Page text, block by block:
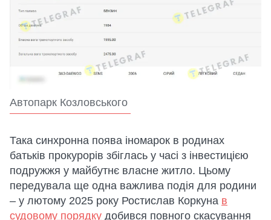
Автопарк Козловського
Така синхронна поява іномарок в родинах
батьків прокурорів збіглась у часі з інвестицією
подружжя у майбутнє власне житло. Цьому
передувала ще одна важлива подія для родини
– у лютому 2025 року Ростислав Коркуна в
судовому порядку добився повного скасування